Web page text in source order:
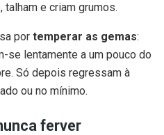
talham e criam grumos.
por temperar as gemas:
se lentamente a um pouco do
Só depois regressam à
ou no mínimo.
ferver